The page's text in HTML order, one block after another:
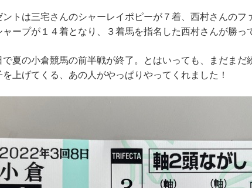
ントは三宅さんのシャーレイポピーが７着、西村さんのフ
ャープが１４着となり、３着馬を指名した西村さんが勝っ
で夏の小倉競馬の前半戦が終了。とはいっても、まだまだ
上げてくる、あの人がやっぱりやってくれました！